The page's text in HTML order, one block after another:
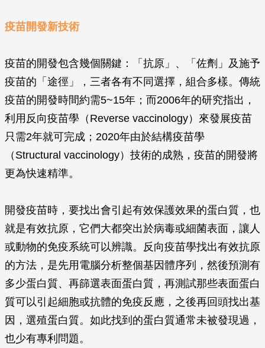
疫苗開發新技術
疫苗的開發包含幾個關鍵：「抗原」、「佐劑」及施予
疫苗的「途徑」，三者各有不同選擇，組合多樣。傳統
疫苗的開發時間約需5~15年；而2006年的研究指出，
利用反向疫苗學（Reverse vaccinology）來發展疫苗
只需2年就可完成；2020年由於結構疫苗學
（Structural vaccinology）技術的成熟，疫苗的開發將
更為快速精準。
開發疫苗時，要找出會引起有效保護效果的蛋白質，也
就是有效抗原，它們大都突出於病毒或細菌表面，讓人
或動物的免疫系統可以辨識。反向疫苗學找出有效抗原
的方法，是先用電腦分析整個基因體序列，然後預測有
多少蛋白質、再篩選表面蛋白質，再測試那些表面蛋白
質可以引起細胞或抗體的免疫反應，之後再回頭找出基
因，選殖蛋白質。如此找到的蛋白質通常未被發現過，
也少有專利問題。